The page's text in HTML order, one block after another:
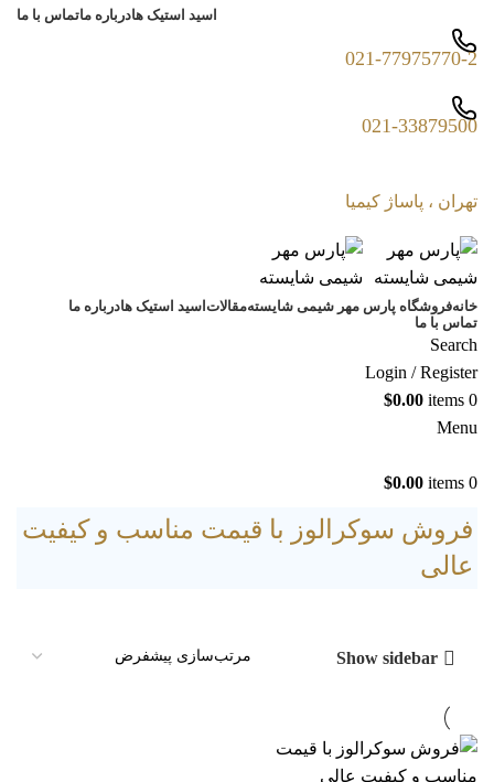
اسید استیک هادرباره ماتماس با ما
021-77975770-2
021-33879500
تهران ، پاساژ کیمیا
خانهفروشگاه پارس مهر شیمی شایستهمقالات اسید استیک هادرباره ما
تماس با ما
Search
Login / Register
0
items
$0.00
Menu
0
items
$0.00
فروش سوکرالوز با قیمت مناسب و کیفیت
عالی
Show sidebar